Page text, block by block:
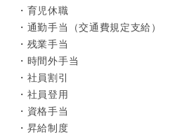
・育児休職
・通勤手当（交通費規定支給）
・残業手当
・時間外手当
・社員割引
・社員登用
・資格手当
・昇給制度